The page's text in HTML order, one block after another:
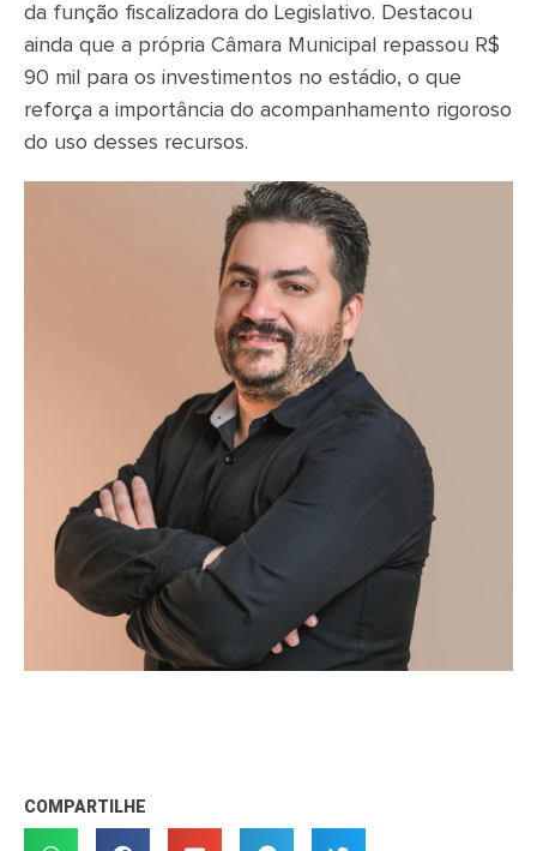
da função fiscalizadora do Legislativo. Destacou
ainda que a própria Câmara Municipal repassou R$
90 mil para os investimentos no estádio, o que
reforça a importância do acompanhamento rigoroso
do uso desses recursos.
COMPARTILHE